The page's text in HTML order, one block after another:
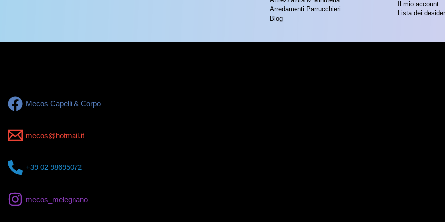
Arredamenti Parrucchieri
Blog
Il mio account
Lista dei
Mecos Capelli & Corpo
mecos@hotmail.it
+39 02 98695072
mecos_melegnano